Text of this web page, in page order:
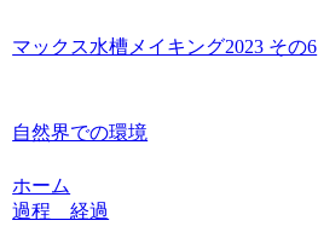
マックス水槽メイキング2023 その6
自然界での環境
ホーム
過程 経過